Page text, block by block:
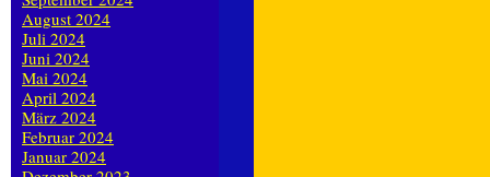
August 2024
Juli 2024
Juni 2024
Mai 2024
April 2024
März 2024
Februar 2024
Januar 2024